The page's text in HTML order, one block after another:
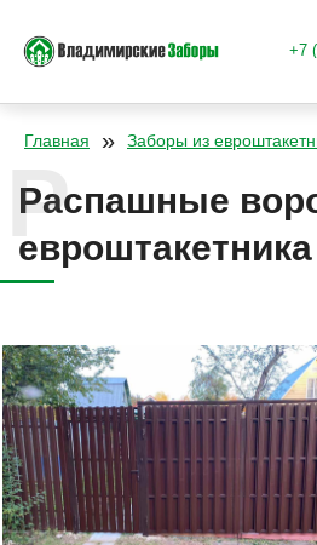
+7
Главная » Заборы из
Распашные
евроштакетника